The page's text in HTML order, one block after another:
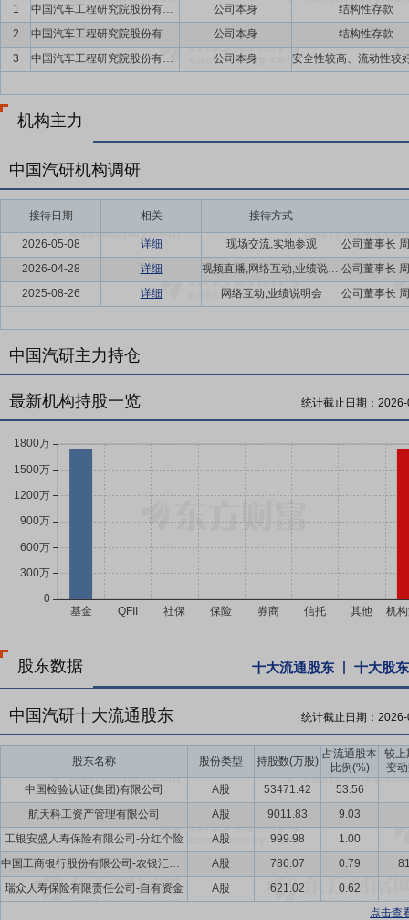
通用技术集团的全资子公司。德新机器人注册地位于重庆市北碚区方
测、评定及咨询服务,产品试验设备设计、开发、销售。截至2019年
汽研有关负责人介绍,德新机器人主要开展机器人与智能装备检测认证
认定,市场开拓和行业工作初见成效,已正式进入商业运营阶段。中国
认证集团具有十分重要的战略意义。根据业务发展规划,德新机器人公
激励计划,拟以每股5.82元价格,向311名激励对象授予总计2883万股
年为基础,解禁前一个财务年度净利润复合增长率不低于10%等。
1 中国汽车工程研究院股份有限公司 公司本身
结构性存款
2
中国汽车工程研究院股份有限公司 公司本身
结构性存款
3
中国汽车工程研究院股份有限公司 公司本身
机构主力
中国汽研机构调研
接待日期 相关 接待方式
2026-05-08 详细
现场交流,实地参观
2026-04-28
详细
视频直播,网络互动,业绩说明会
2025-08-26
详细 网络互动,业绩说明会
中国汽研主力持仓
最新机构持股一览 统计截止日期：
股东数据 十大流通股东 十大股东
中国汽研十大流通股东 统计截止日期：
股东名称 股份类型 持股数(万股)
占流通股本
比例(%)
较上
变
中国检验认证(集团)有限公司
A股 53471.42
53.56
航天科工资产管理有限公司
A股 9011.83
9.03
工银安盛人寿保险有限公司-分红个险
A股 999.98
1.00
中国工商银行股份有限公司-农银汇理新能源主题灵活配置混合型证券投资基金
A股 786.07 0.79
瑞众人寿保险有限责任公司-自有资金
A股 621.02
0.62
点击查